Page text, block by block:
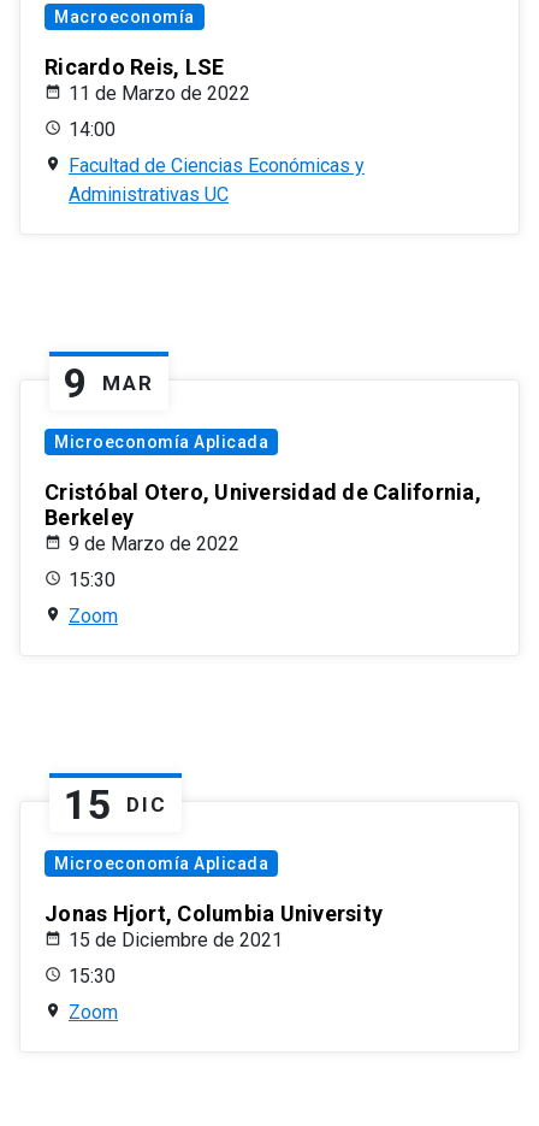
Macroeconomía
Ricardo Reis, LSE
11 de Marzo de 2022
14:00
Facultad de Ciencias Económicas y
Administrativas UC
9 MAR
Microeconomía Aplicada
Cristóbal Otero, Universidad de California,
Berkeley
9 de Marzo de 2022
15:30
Zoom
15 DIC
Microeconomía Aplicada
Jonas Hjort, Columbia University
15 de Diciembre de 2021
15:30
Zoom